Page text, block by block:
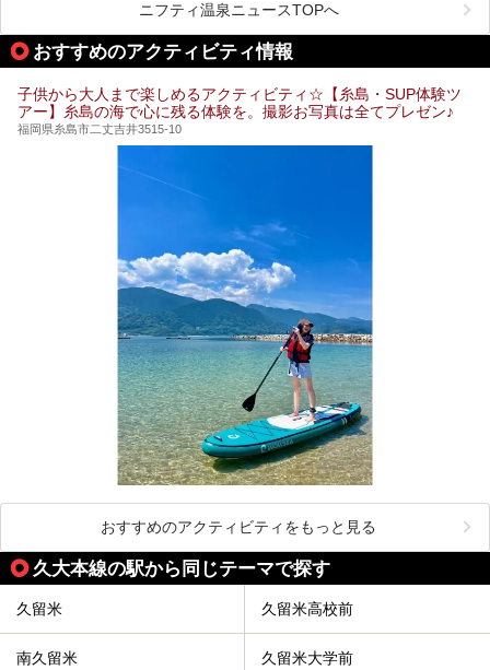
が充実した施設も多くみられます。
今回はそんなサウナにこだわった、福岡県内のオススメ温
泉・銭湯・スパを10件紹介したいと思います！
ニフティ温泉ニュースTOPへ
おすすめのアクティビティ情報
子供から大人まで楽しめるアクティビティ☆【糸島・SUP体験ツ
アー】糸島の海で心に残る体験を。撮影お写真は全てプレゼン♪
福岡県糸島市二丈吉井3515-10
おすすめのアクティビティをもっと見る
久大本線の駅から同じテーマで探す
久留米 久留米高校前
南久留米 久留米大学前